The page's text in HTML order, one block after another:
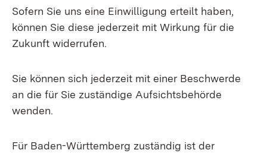
Sofern Sie uns eine Einwilligung erteilt haben,
können Sie diese jederzeit mit Wirkung für die
Zukunft widerrufen.
Sie können sich jederzeit mit einer Beschwerde
an die für Sie zuständige Aufsichtsbehörde
wenden.
Für Baden-Württemberg zuständig ist der